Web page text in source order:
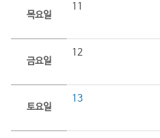
목요일
11
금요일
12
토요일
13